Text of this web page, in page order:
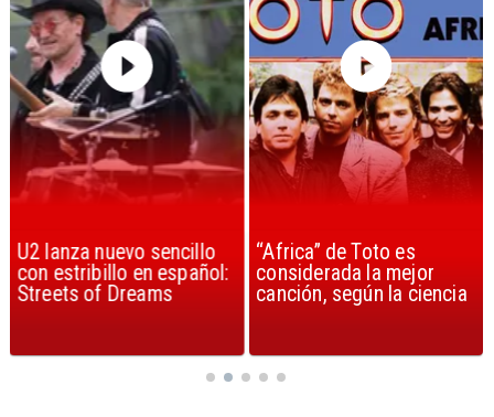
U2 lanza nuevo sencillo
con estribillo en español:
Streets of Dreams
“Africa” de Toto es
considerada la mejor
canción, según la ciencia